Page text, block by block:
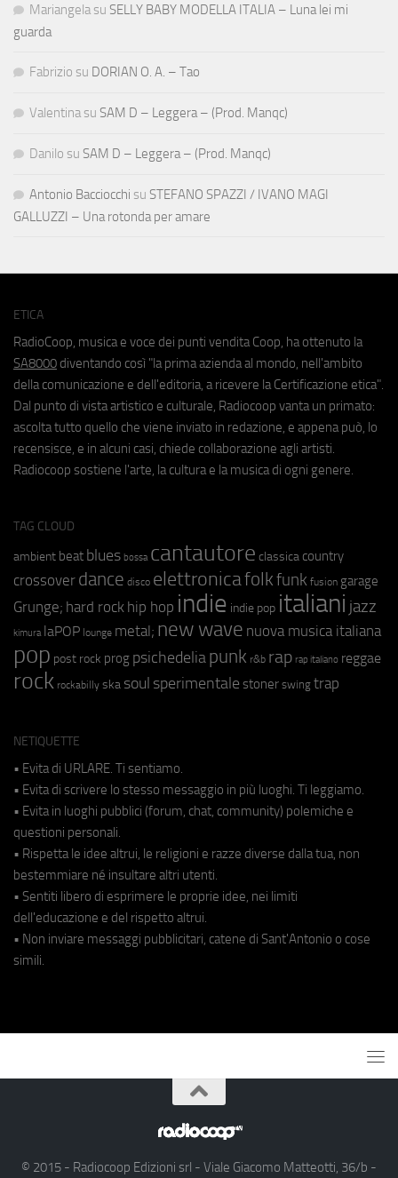
Mariangela su SELLY BABY MODELLA ITALIA – Luna lei mi
guarda
Fabrizio su DORIAN O. A. – Tao
Valentina su SAM D – Leggera – (Prod. Manqc)
Danilo su SAM D – Leggera – (Prod. Manqc)
Antonio Bacciocchi su STEFANO SPAZZI / IVANO MAGI
GALLUZZI – Una rotonda per amare
ETICA
RadioCoop, musica e voce dei punti vendita Coop, ha ottenuto la
SA8000 diventando così "la prima azienda al mondo, nell'ambito
della comunicazione e dell'editoria, a ricevere la Certificazione etica".
Dal punto di vista artistico e culturale, Radiocoop vanta un primato:
ascolta tutto quello che viene inviato in redazione, e appena può, lo
recensisce, e in alcuni casi, chiede collaborazione agli artisti.
Radiocoop sostiene l'arte, la cultura e la musica di ogni genere.
TAG CLOUD
ambient beat blues bossa cantautore classica country
crossover dance disco elettronicafolkfunk fusion garage
Grunge; hard rock hip hop indie indie pop italiani jazz
kimura laPOP lounge metal; new wave nuova musica italiana
pop post rock prog psichedeliapunk r&b rap rap italiano reggae
rock rockabilly ska soul sperimentale stoner swing trap
NETIQUETTE
• Evita di URLARE. Ti sentiamo.
• Evita di scrivere lo stesso messaggio in più luoghi. Ti leggiamo.
• Evita in luoghi pubblici (forum, chat, community) polemiche e
questioni personali.
• Rispetta le idee altrui, le religioni e razze diverse dalla tua, non
bestemmiare né insultare altri utenti.
• Sentiti libero di esprimere le proprie idee, nei limiti
dell'educazione e del rispetto altrui.
• Non inviare messaggi pubblicitari, catene di Sant'Antonio o cose
simili.
© 2015 - Radiocoop Edizioni srl - Viale Giacomo Matteotti, 36/b -